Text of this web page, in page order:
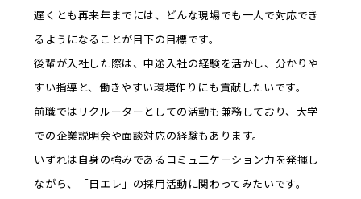
遅くとも再来年までには、どんな現場でも一人で対応でき
るようになることが目下の目標です。
後輩が入社した際は、中途入社の経験を活かし、分かりや
すい指導と、働きやすい環境作りにも貢献したいです。
前職ではリクルーターとしての活動も兼務しており、大学
での企業説明会や面談対応の経験もあります。
いずれは自身の強みであるコミュ二ケーション力を発揮し
ながら、「日エレ」の採用活動に関わってみたいです。